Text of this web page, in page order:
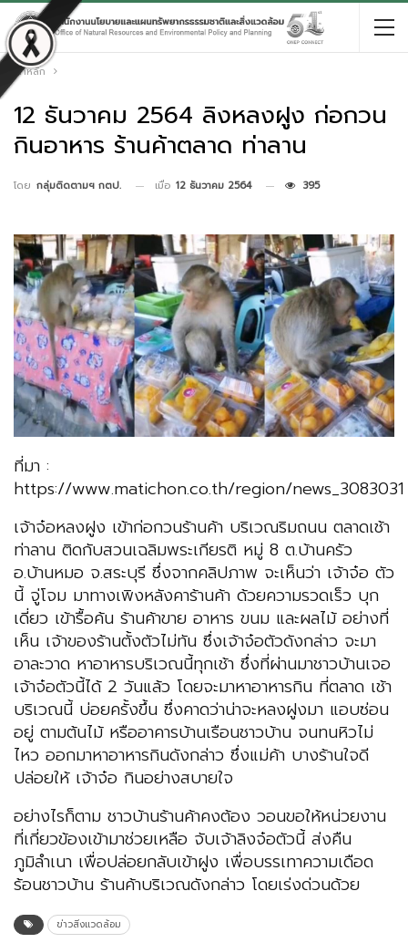
หน้าหลัก
12 ธันวาคม 2564 ลิงหลงฝูง ก่อกวน
กินอาหาร ร้านค้าตลาด ท่าลาน
โดย กลุ่มติดตามฯ กตป. เมื่อ 12 ธันวาคม 2564 395
ที่มา :
https://www.matichon.co.th/region/news_3083031
เจ้าจ๋อหลงฝูง เข้าก่อกวนร้านค้า บริเวณริมถนน ตลาดเช้า
ท่าลาน ติดกับสวนเฉลิมพระเกียรติ หมู่ 8 ต.บ้านครัว
อ.บ้านหมอ จ.สระบุรี ซึ่งจากคลิปภาพ จะเห็นว่า เจ้าจ๋อ ตัว
นี้ จู่โจม มาทางเพิงหลังคาร้านค้า ด้วยความรวดเร็ว บุก
เดี่ยว เข้ารื้อค้น ร้านค้าขาย อาหาร ขนม และผลไม้ อย่างที่
เห็น เจ้าของร้านตั้งตัวไม่ทัน ซึ่งเจ้าจ๋อตัวดังกล่าว จะมา
อาละวาด หาอาหารบริเวณนี้ทุกเช้า ซึ่งที่ผ่านมาชาวบ้านเจอ
เจ้าจ๋อตัวนี้ได้ 2 วันแล้ว โดยจะมาหาอาหารกิน ที่ตลาด เช้า
บริเวณนี้ บ่อยครั้งขึ้น ซึ่งคาดว่าน่าจะหลงฝูงมา แอบซ่อน
อยู่ ตามต้นไม้ หรืออาคารบ้านเรือนชาวบ้าน จนทนหิวไม่
ไหว ออกมาหาอาหารกินดังกล่าว ซึ่งแม่ค้า บางร้านใจดี
ปล่อยให้ เจ้าจ๋อ กินอย่างสบายใจ
อย่างไรก็ตาม ชาวบ้านร้านค้าคงต้อง วอนขอให้หน่วยงาน
ที่เกี่ยวข้องเข้ามาช่วยเหลือ จับเจ้าลิงจ๋อตัวนี้ ส่งคืน
ภูมิลำเนา เพื่อปล่อยกลับเข้าฝูง เพื่อบรรเทาความเดือด
ร้อนชาวบ้าน ร้านค้าบริเวณดังกล่าว โดยเร่งด่วนด้วย
ข่าวสิ่งแวดล้อม